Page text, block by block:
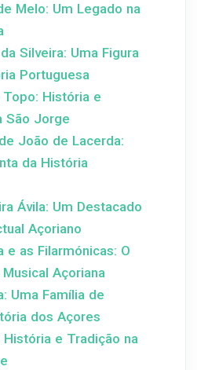
Melo: Um Legado na
Silveira: Uma Figura
Portuguesa
História e
São Jorge
João de Lacerda:
da História
Ávila: Um Destacado
Açoriano
e as Filarmónicas: O
Açoriana
Uma Família de
dos Açores
e Tradição na